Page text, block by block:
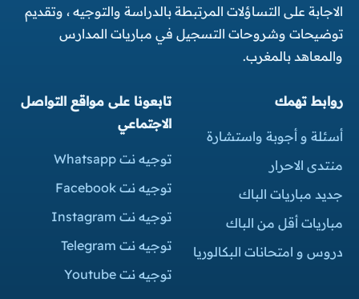
الاجابة على التساؤلات المرتبطة بالدراسة والتوجيه ، وتقديم
توضيحات وشروحات التسجيل في مباريات المدارس
والمعاهد بالمغرب.
روابط تهمك
أسئلة و أجوبة واستشارة
منتدى الاحرار
جديد مباريات الباك
مباريات أقل من الباك
دروس و امتحانات البكالوريا
تابعونا على مواقع التواصل
الاجتماعي
توجيه نت Whatsapp
توجيه نت Facebook
توجيه نت Instagram
توجيه نت Telegram
توجيه نت Youtube